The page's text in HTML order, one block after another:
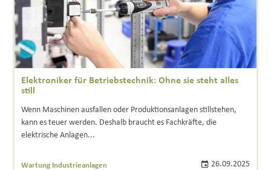
Elektroniker für Betriebstechnik: Ohne sie steht alles
still
Wenn Maschinen ausfallen oder Produktionsanlagen stillstehen,
kann es teuer werden. Deshalb braucht es Fachkräfte, die
elektrische Anlagen...
Wartung Industrieanlagen 26.09.2025